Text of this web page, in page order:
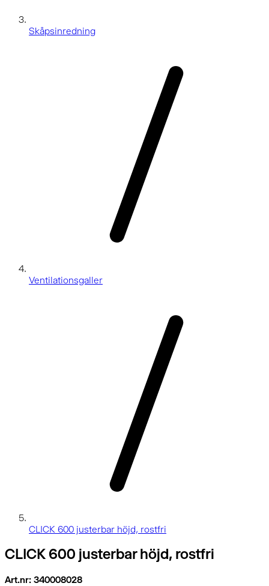
Skåpsinredning
Ventilationsgaller
CLICK 600 justerbar höjd, rostfri
CLICK 600 justerbar höjd, rostfri
Art.nr: 340008028